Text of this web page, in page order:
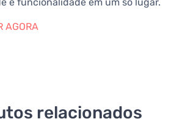
AGORA
relacionados